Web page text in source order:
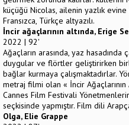
küçüğü Nicolas, ailenin yazlık
Fransızca, Türkçe altyazılı.
İncir ağaçlarının altında, Erige
2022 | 92'
Ağaçların arasında, yaz
duygular ve flörtler geliştirirken
bağlar kurmaya çalışmaktadırlar.
metraj filmi olan « İncir
Cannes Film Festivali
seçkisinde yapmıştır. Film dili
Olga, Elie Grappe